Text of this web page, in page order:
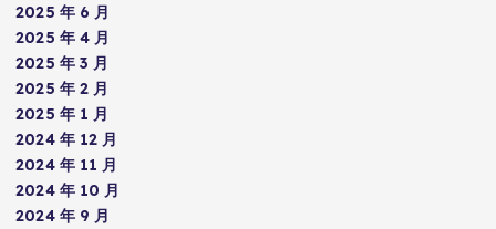
2025 年 6 月
2025 年 4 月
2025 年 3 月
2025 年 2 月
2025 年 1 月
2024 年 12 月
2024 年 11 月
2024 年 10 月
2024 年 9 月